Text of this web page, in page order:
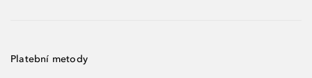
Platební metody